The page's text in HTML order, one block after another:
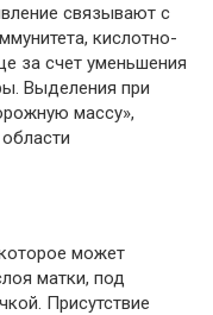
связывают с
кислотно-
за счет уменьшения
Выделения при
массу»,
может
матки, под
Присутствие